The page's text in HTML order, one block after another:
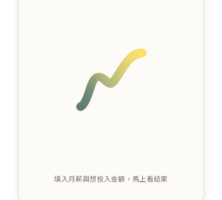
填入月薪與想投入金額，馬上看結果